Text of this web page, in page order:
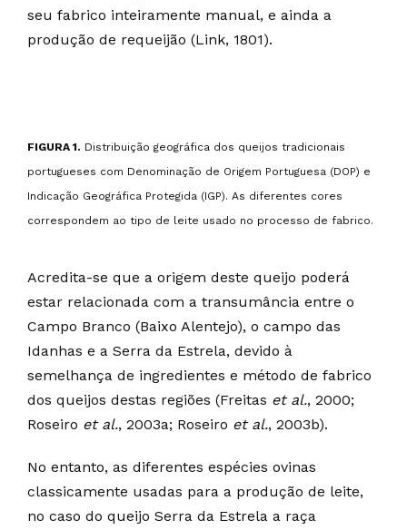
seu fabrico inteiramente manual, e ainda a
produção de requeijão (Link, 1801).
FIGURA 1. Distribuição geográfica dos queijos tradicionais
portugueses com Denominação de Origem Portuguesa (DOP) e
Indicação Geográfica Protegida (IGP). As diferentes cores
correspondem ao tipo de leite usado no processo de fabrico.
Acredita-se que a origem deste queijo poderá
estar relacionada com a transumância entre o
Campo Branco (Baixo Alentejo), o campo das
Idanhas e a Serra da Estrela, devido à
semelhança de ingredientes e método de fabrico
dos queijos destas regiões (Freitas et al., 2000;
Roseiro et al., 2003a; Roseiro et al., 2003b).
No entanto, as diferentes espécies ovinas
classicamente usadas para a produção de leite,
no caso do queijo Serra da Estrela a raça